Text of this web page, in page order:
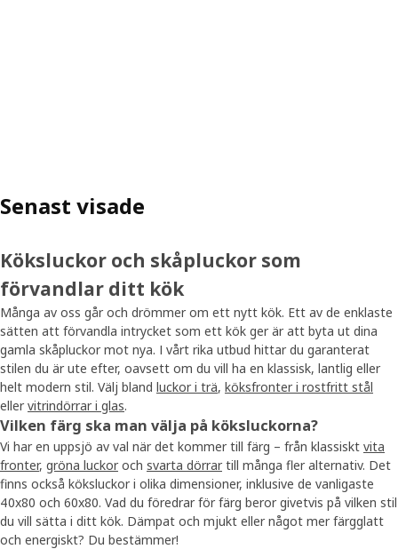
Senast visade
Köksluckor och skåpluckor som
förvandlar ditt kök
Många av oss går och drömmer om ett nytt kök. Ett av de enklaste
sätten att förvandla intrycket som ett kök ger är att byta ut dina
gamla skåpluckor mot nya. I vårt rika utbud hittar du garanterat
stilen du är ute efter, oavsett om du vill ha en klassisk, lantlig eller
helt modern stil. Välj bland luckor i trä, köksfronter i rostfritt stål
eller vitrindörrar i glas.
Vilken färg ska man välja på köksluckorna?
Vi har en uppsjö av val när det kommer till färg – från klassiskt vita
fronter, gröna luckor och svarta dörrar till många fler alternativ. Det
finns också köksluckor i olika dimensioner, inklusive de vanligaste
40x80 och 60x80. Vad du föredrar för färg beror givetvis på vilken stil
du vill sätta i ditt kök. Dämpat och mjukt eller något mer färgglatt
och energiskt? Du bestämmer!